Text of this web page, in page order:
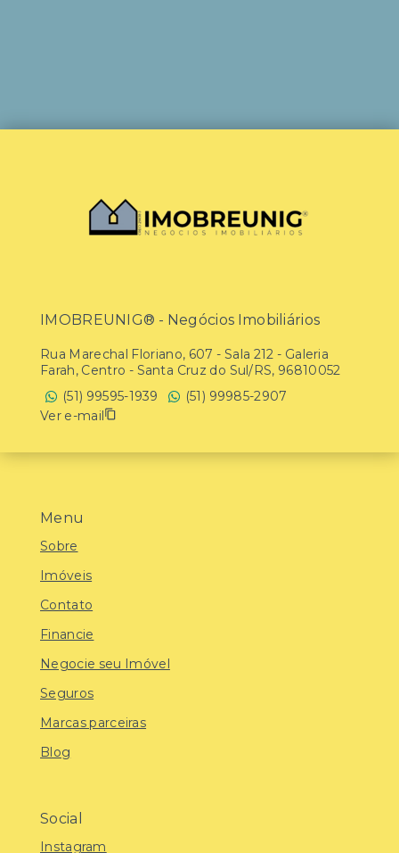
Menu
Sobre
Imóveis
Contato
Financie
Negocie seu Imóvel
Seguros
Marcas parceiras
Blog
Social
Instagram
IMOBREUNIG® - Negócios Imobiliários
Rua Marechal Floriano, 607 - Sala 212 - Galeria
Farah, Centro - Santa Cruz do Sul/RS, 96810052
(51) 99595-1939
(51) 99985-2907
Ver e-mail